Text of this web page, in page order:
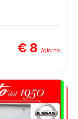
€ 8 /giorno